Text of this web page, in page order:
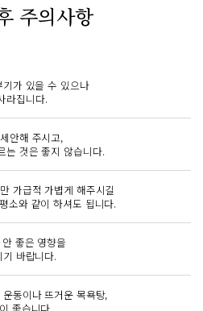
주의사항
가 있을 수 있으나
라집니다.
안해 주시고,
는 것은 좋지 않습니다.
가급적 가볍게 해주시길
소와 같이 하셔도 됩니다.
좋은 영향을
바랍니다.
동이나 뜨거운 목욕탕,